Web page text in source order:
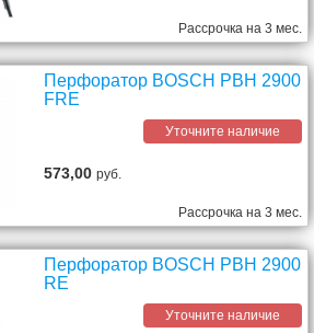
Рассрочка на 3 мес.
Перфоратор BOSCH PBH 2900
FRE
Уточните наличие
573,00руб.
Рассрочка на 3 мес.
Перфоратор BOSCH PBH 2900
RE
Уточните наличие